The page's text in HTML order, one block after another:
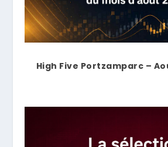
High Five Portzamparc –